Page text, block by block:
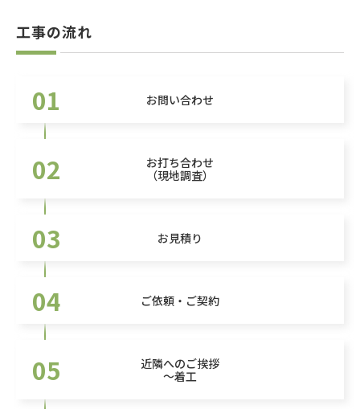
工事の流れ
01 お問い合わせ
02
お打ち合わせ
（現地調査）
03 お見積り
04 ご依頼・ご契約
05
近隣へのご挨拶
～着工